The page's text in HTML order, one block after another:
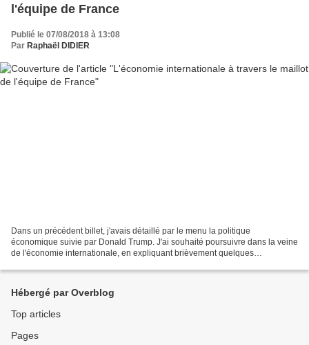
l'équipe de France
Publié le 07/08/2018 à 13:08
Par Raphaël DIDIER
Dans un précédent billet, j'avais détaillé par le menu la politique
économique suivie par Donald Trump. J'ai souhaité poursuivre dans la veine
de l'économie internationale, en expliquant brièvement quelques
Hébergé par Overblog
Top articles
Pages